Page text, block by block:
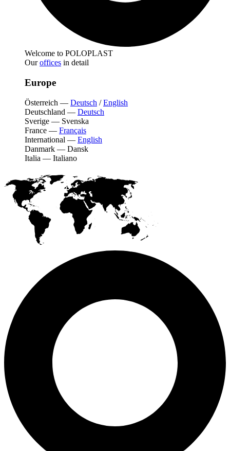
Welcome to POLOPLAST
Ouroffices in detail
Europe
Österreich — Deutsch /English
Deutschland — Deutsch
Sverige — Svenska
France — Français
International — English
Danmark — Dansk
Italia — Italiano